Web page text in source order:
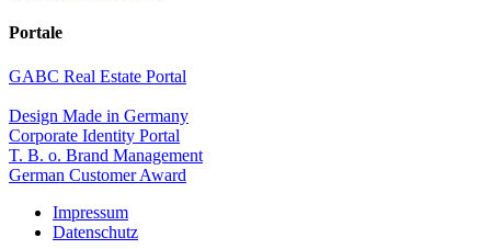
Portale
GABC Real Estate Portal
Design Made in Germany
Corporate Identity Portal
T. B. o. Brand Management
German Customer Award
Impressum
Datenschutz